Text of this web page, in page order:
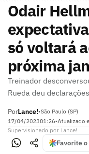
Odair
só voltará
próxima
Treinador
Rueda deu
PorLance!•São Paulo (SP)
17/04/202301:26•Atualizado
Supervisionado por Lance!
Favorite